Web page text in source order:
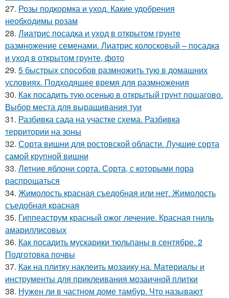
27. Розы подкормка и уход. Какие удобрения
необходимы розам
28. Лиатрис посадка и уход в открытом грунте
размножение семенами. Лиатрис колосковый – посадка
и уход в открытом грунте, фото
29. 5 быстрых способов размножить тую в домашних
условиях. Подходящее время для размножения
30. Как посадить тую осенью в открытый грунт пошагово.
Выбор места для выращивания туи
31. Разбивка сада на участке схема. Разбивка
территории на зоны
32. Сорта вишни для ростовской области. Лучшие сорта
самой крупной вишни
33. Летние яблони сорта. Сорта, с которыми пора
распрощаться
34. Жимолость красная съедобная или нет. Жимолость
съедобная красная
35. Гиппеаструм красный ожог лечение. Красная гниль
амариллисовых
36. Как посадить мускарики тюльпаны в сентябре. 2
Подготовка почвы
37. Как на плитку наклеить мозаику на. Материалы и
инструменты для приклеивания мозаичной плитки
38. Нужен ли в частном доме тамбур. Что называют